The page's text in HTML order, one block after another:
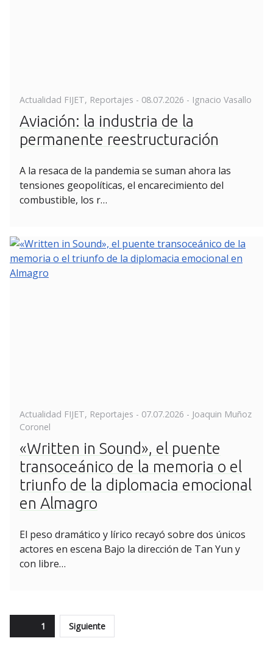
Actualidad FIJET, Reportajes - Posted
08.07.2026 - Ignacio Vasallo
Aviación: la industria de la
permanente reestructuración
A la resaca de la pandemia se suman ahora las
tensiones geopolíticas, el encarecimiento del
combustible, los r…
Actualidad FIJET, Reportajes - Posted
07.07.2026 - Joaquin Muñoz
Coronel
«Written in Sound», el puente
transoceánico de la memoria o el
triunfo de la diplomacia emocional
en Almagro
El peso dramático y lírico recayó sobre dos únicos
actores en escena Bajo la dirección de Tan Yun y
con libre…
Paginación
de
Page1 Siguiente